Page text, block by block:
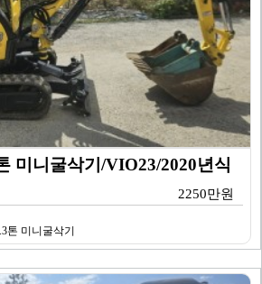
미니굴삭기/VIO23/2020년식
2250만원
톤 미니굴삭기